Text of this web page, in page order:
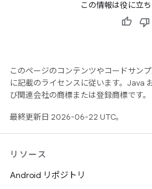
この情報は役に立
このページのコンテンツやコードサンプ
に記載のライセンスに従います。Java
び関連会社の商標または登録商標です。
最終更新日 2026-06-22 UTC。
リソース
Android リポジトリ